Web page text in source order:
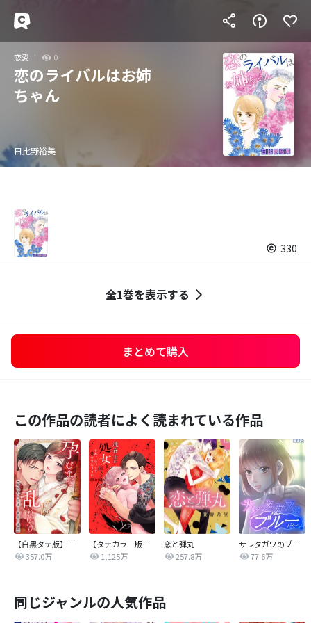
恋愛 0
恋のライバルはお姉
ちゃん
日比野裕美
330
全1巻を表示する
まとめて購入
この作品の読者によく読まれている作品
【白黒タテ版】孕むまで乱れいけ～身代わり花嫁と軍服の猛愛
357.0万
【タテカラー版】漣蒼士に処女を捧ぐ～さあ、じっくり愛でましょうか
1,125万
恋と弾丸
257.8万
サレタガワのブルー【タテヨミ】
77.6万
同じジャンルの人気作品